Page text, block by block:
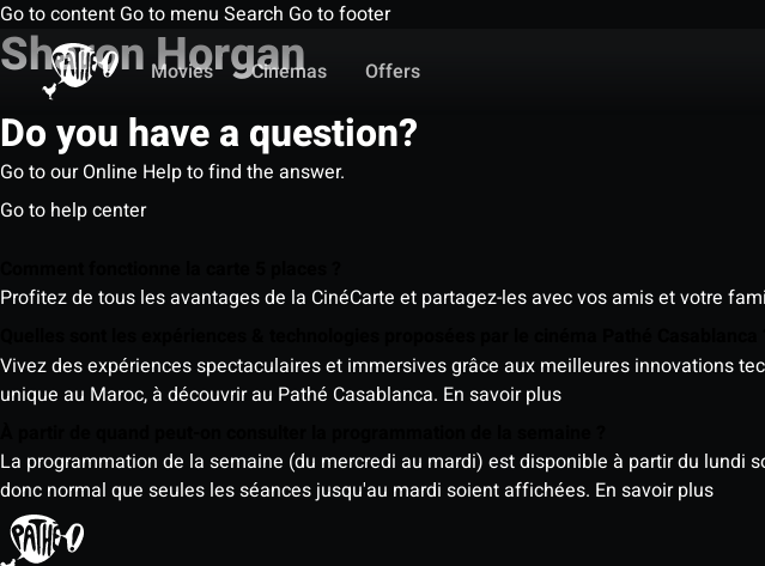
Go to content Go to menu Search Go to footer
Movies
Cinemas Offers
Sharon Horgan
Do you have a question?
Go to our Online Help to find the answer.
Go to help center
Profitez de tous les avantages de la CinéCarte et partagez-les avec vos amis et votre
Vivez des expériences spectaculaires et immersives grâce aux meilleures innovations
unique au Maroc, à découvrir au Pathé Casablanca. En savoir plus
La programmation de la semaine (du mercredi au mardi) est disponible à partir du
donc normal que seules les séances jusqu'au mardi soient affichées. En savoir plus